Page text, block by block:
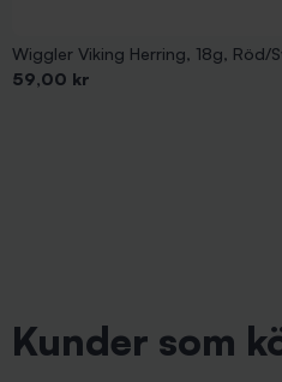
Wiggler Viking Herring, 18g, Röd/
Pris
59,00 kr
Kunder som